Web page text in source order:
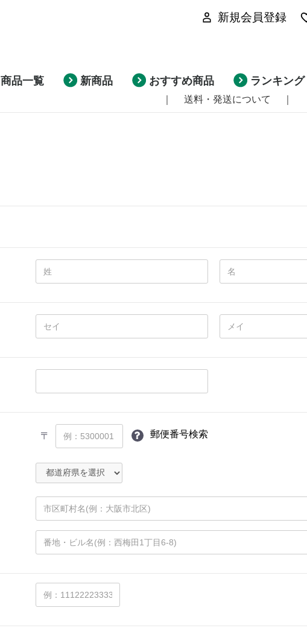
新規会員登録
商品一覧 新商品 おすすめ商品 ランキング
｜ 送料・発送について ｜
〒 郵便番号検索